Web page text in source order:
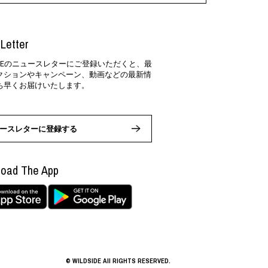
のニュースレターにご登録いただくと、最
ションやキャンペーン、動画などの最新情
くお届けいたします。
スレターに登録する
The App
© WILDSIDE All RIGHTS RESERVED.